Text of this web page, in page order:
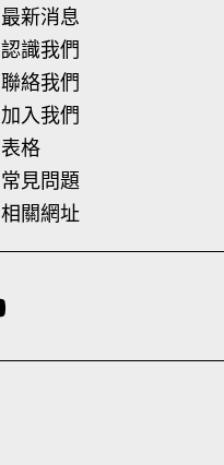
最新消息
認識我們
聯絡我們
加入我們
表格
常見問題
相關網址